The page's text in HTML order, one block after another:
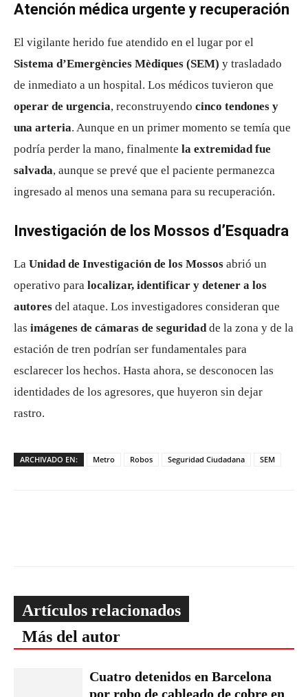
Atención médica urgente y recuperación
El vigilante herido fue atendido en el lugar por el
Sistema d’Emergències Mèdiques (SEM) y trasladado
de inmediato a un hospital. Los médicos tuvieron que
operar de urgencia, reconstruyendo cinco tendones y
una arteria. Aunque en un primer momento se temía que
podría perder la mano, finalmente la extremidad fue
salvada, aunque se prevé que el paciente permanezca
ingresado al menos una semana para su recuperación.
Investigación de los Mossos d’Esquadra
La Unidad de Investigación de los Mossos abrió un
operativo para localizar, identificar y detener a los
autores del ataque. Los investigadores consideran que
las imágenes de cámaras de seguridadde la zona y de la
estación de tren podrían ser fundamentales para
esclarecer los hechos. Hasta ahora, se desconocen las
identidades de los agresores, que huyeron sin dejar
rastro.
ARCHIVADO EN: Metro Robos Seguridad Ciudadana SEM
Artículos relacionados
Más del autor
Cuatro detenidos en Barcelona
por robo de cableado de cobre en